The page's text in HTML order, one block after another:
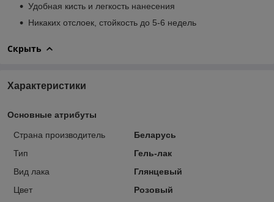
Удобная кисть и легкость нанесения
Никаких отслоек, стойкость до 5-6 недель
Скрыть
Характеристики
Основные атрибуты
Страна производитель
Беларусь
Тип
Гель-лак
Вид лака
Глянцевый
Цвет
Розовый